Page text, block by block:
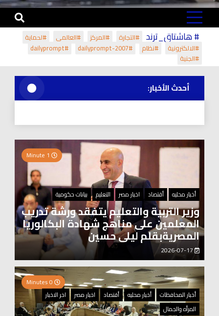
# هاشتاق_ترند #التجارة #المركز #العالمي
#لحماية
#الالكترونية
#نظام #dailyprompt-2007
#dailyprompt
#الجنية
أحدث الأخبار:
أخبار محليه أقتصاد اخبار مصر التعليم بيانات حكومية
وزير التربية والتعليم يتفقد ورشة تدريب
المعلمين على مناهج شهادة البكالوريا
المصريةبقلم ليلى حسين
أخبار المحافظات
أخبار محليه أقتصاد اخبار مصر
اخر الاخبار
المرأه والجمال